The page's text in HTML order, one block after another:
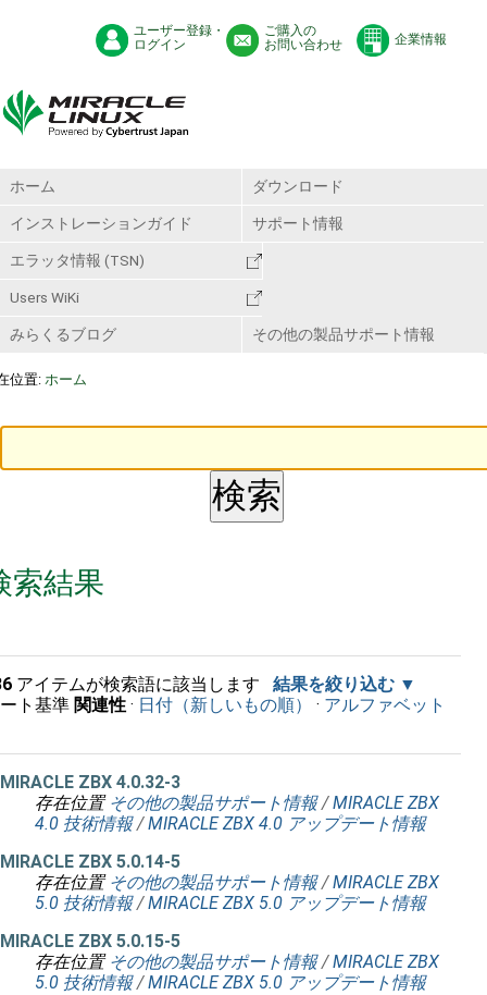
ユーザー登録・
ログイン
ご購入の
お問い合わせ
企業情報
ホーム ダウンロード
インストレーションガイド サポート情報
エラッタ情報 (TSN)
Users WiKi
みらくるブログ その他の製品サポート情報
位置: ホーム
索結果
アイテムが検索語に該当します
結果を絞り込む
ト基準 関連性 · 日付（新しいもの順） · アルファベット
MIRACLE ZBX 4.0.32-3
存在位置 その他の製品サポート情報 /MIRACLE ZBX
4.0 技術情報 /MIRACLE ZBX 4.0 アップデート情報
MIRACLE ZBX 5.0.14-5
存在位置 その他の製品サポート情報 /MIRACLE ZBX
5.0 技術情報 /MIRACLE ZBX 5.0 アップデート情報
MIRACLE ZBX 5.0.15-5
存在位置 その他の製品サポート情報 /MIRACLE ZBX
5.0 技術情報 /MIRACLE ZBX 5.0 アップデート情報